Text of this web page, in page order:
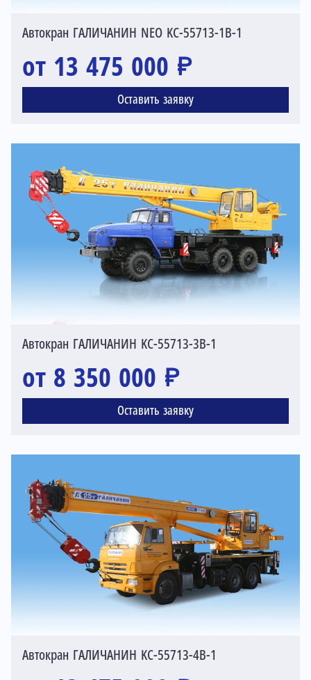
Автокран ГАЛИЧАНИН NEO KC-55713-1В-1
от 13 475 000 ₽
Оставить заявку
Автокран ГАЛИЧАНИН KC-55713-3В-1
от 8 350 000 ₽
Оставить заявку
Автокран ГАЛИЧАНИН KC-55713-4В-1